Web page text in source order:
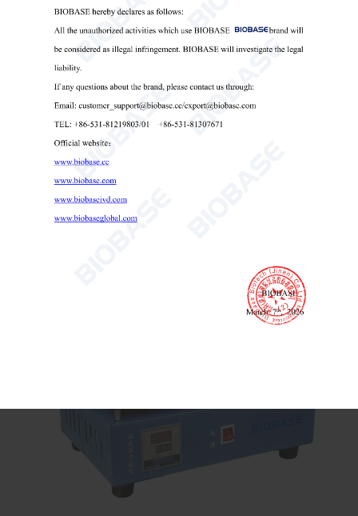
Elektrische Keramik-Heizplatte für Labor CH-300 CH-400
elektrische Keramikkochplatte
Send Email